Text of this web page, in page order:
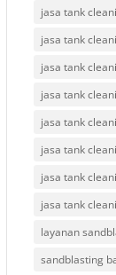
jasa tank
jasa tank
jasa tank
jasa tank
jasa tank
jasa tank
jasa tank
jasa tank
layanan
sandblasting